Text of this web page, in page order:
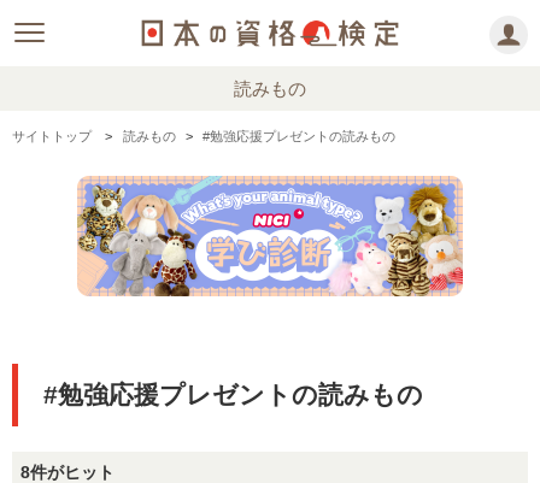
読みもの
サイトトップ 読みもの #勉強応援プレゼントの読みもの
#勉強応援プレゼントの読みもの
8件がヒット